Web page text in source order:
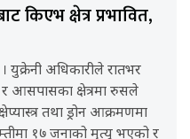
किएभ क्षेत्र प्रभावित,
युक्रेनी अधिकारीले रातभर
आसपासका क्षेत्रमा रुसले
तथा ड्रोन आक्रमणमा
१७ जनाको मृत्यु भएको र